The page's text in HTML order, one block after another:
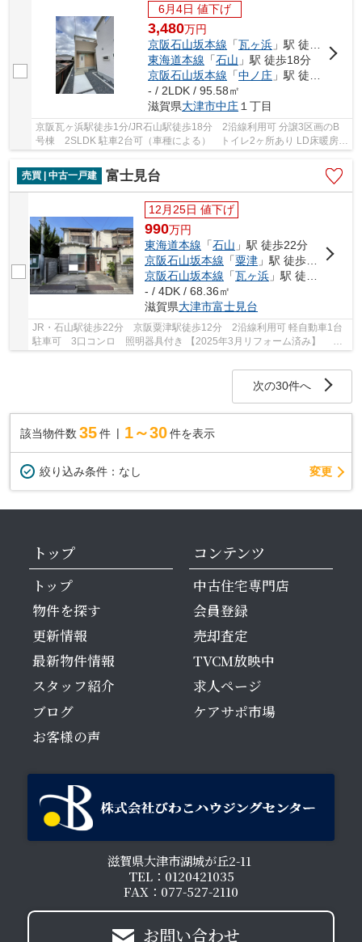
6月4日 値下げ
3,480万円
京阪石山坂本線 「瓦ヶ浜 」駅 徒歩1分
東海道本線 「石山 」駅 徒歩18分
京阪石山坂本線 「中ノ庄 」駅 徒歩6分
- / 2LDK / 95.58㎡
滋賀県大津市中庄 １丁目
京阪瓦ヶ浜駅徒歩1分/JR石山駅徒歩18分 2沿線利用可 分譲3区画のB
号棟 2SLDK 駐車2台可（車種による） トイレ2ヶ所あり LD床暖房あ
売買 | 中古一戸建
富士見台
12月25日 値下げ
990万円
東海道本線 「石山 」駅 徒歩22分
京阪石山坂本線 「粟津 」駅 徒歩12分
京阪石山坂本線 「瓦ヶ浜 」駅 徒歩16分
- / 4DK / 68.36㎡
滋賀県大津市富士見台
JR・石山駅徒歩22分 京阪粟津駅徒歩12分 2沿線利用可 軽自動車1台
駐車可 3口コンロ 照明器具付き 【2025年3月リフォーム済み】 ◇
次の30件へ
該当物件数 35件 1～30 件を表示
絞り込み条件： なし 変更
トップ
トップ
物件を探す
更新情報
最新物件情報
スタッフ紹介
ブログ
お客様の声
コンテンツ
中古住宅専門店
会員登録
売却査定
TVCM放映中
求人ページ
ケアサポ市場
滋賀県大津市湖城が丘2-11
TEL：0120421035
FAX：077-527-2110
お問い合わせ